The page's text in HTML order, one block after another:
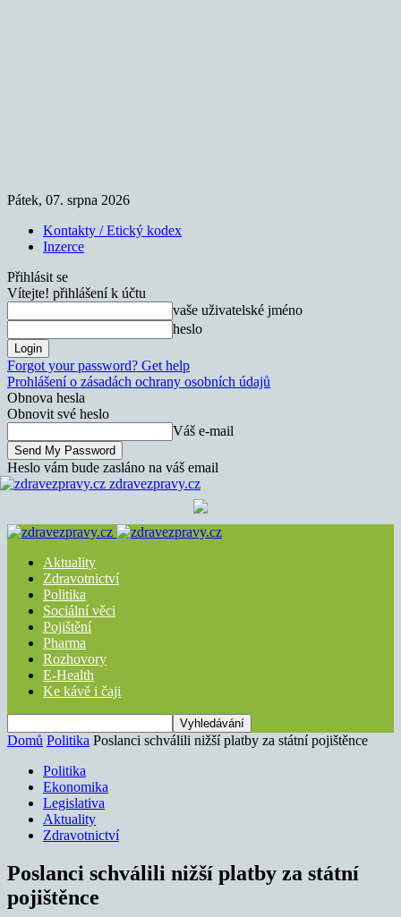
Pátek, 07. srpna 2026
Kontakty / Etický kodex
Inzerce
Přihlásit se
Vítejte! přihlášení k účtu
vaše uživatelské jméno
heslo
Forgot your password? Get help
Prohlášení o zásadách ochrany osobních údajů
Obnova hesla
Obnovit své heslo
Váš e-mail
Heslo vám bude zasláno na váš email
zdravezpravy.cz
Aktuality
Zdravotnictví
Politika
Sociální věci
Pojištění
Pharma
Rozhovory
E-Health
Ke kávě i čaji
Domů Politika Poslanci schválili nižší platby za státní pojištěnce
Politika
Ekonomika
Legislativa
Aktuality
Zdravotnictví
Poslanci schválili nižší platby za státní
pojištěnce